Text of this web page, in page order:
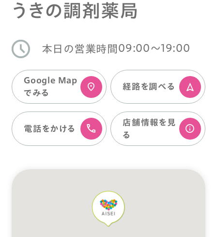
うきの調剤薬局
本日の営業時間 09:00〜19:00
Google Map
でみる
経路を調べる
電話をかける
店舗情報を⾒
る